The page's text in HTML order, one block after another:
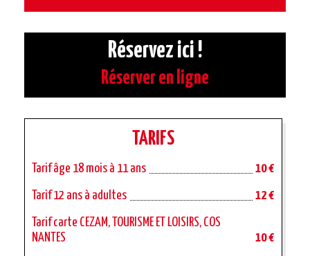
Réservez ici !
Réserver en ligne
TARIFS
Tarif âge 18 mois à 11 ans 10 €
Tarif 12 ans à adultes 12 €
Tarif carte CEZAM, TOURISME ET LOISIRS, COS
NANTES
10 €